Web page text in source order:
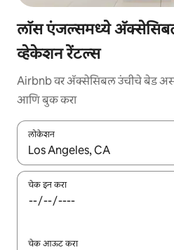
लॉस एंजल्समध्ये
व्हेकेशन रेंटल्स
Airbnb वर ॲक्सेसिबल उंचीचे बेड
आणि बुक करा
लोकेशन
जेव्हा परिणाम उपलब्ध असतील, तेव्हा
चेक इन करा
चेक आऊट करा